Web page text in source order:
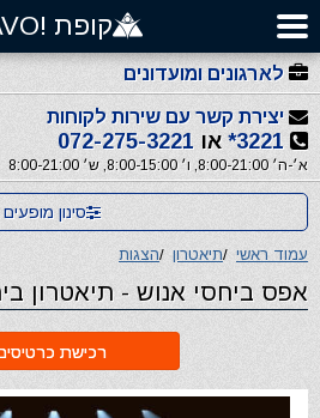
קופת !BRAVO
לארגונים ומועדונים
יצירת קשר עם שירות לקוחות
3221* או 072-275-3221
א׳-ה׳ 8:00-21:00, ו׳ 8:00-15:00, ש׳ 8:00-21:00
סינון מופעים
עמוד ראשי /תיאטרון /הצגות
אפס ביחסי אנוש - תיאטרון
רכישת